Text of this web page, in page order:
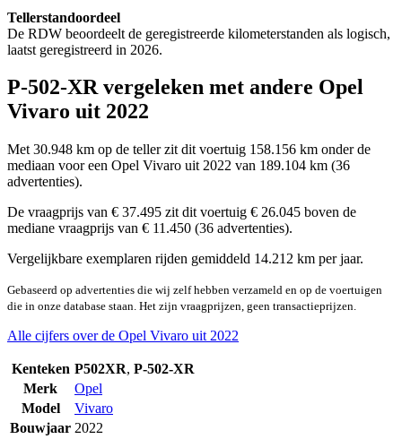
Tellerstandoordeel
De RDW beoordeelt de geregistreerde kilometerstanden als logisch,
laatst geregistreerd in 2026.
P-502-XR vergeleken met andere Opel
Vivaro uit 2022
Met 30.948 km op de teller zit dit voertuig 158.156 km onder de
mediaan voor een Opel Vivaro uit 2022 van 189.104 km (36
advertenties).
De vraagprijs van € 37.495 zit dit voertuig € 26.045 boven de
mediane vraagprijs van € 11.450 (36 advertenties).
Vergelijkbare exemplaren rijden gemiddeld 14.212 km per jaar.
Gebaseerd op advertenties die wij zelf hebben verzameld en op de voertuigen
die in onze database staan. Het zijn vraagprijzen, geen transactieprijzen.
Alle cijfers over de Opel Vivaro uit 2022
Kenteken P502XR, P-502-XR
Merk
Opel
Model
Vivaro
Bouwjaar 2022